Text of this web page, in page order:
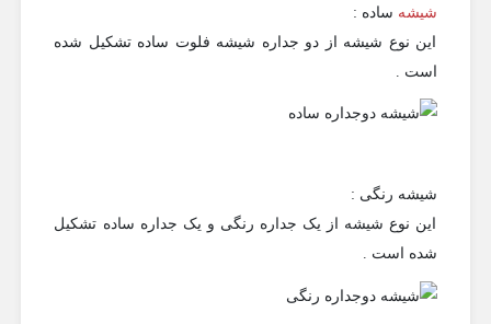
شیشهساده :
این نوع شیشه از دو جداره شیشه فلوت ساده تشکیل شده
است .
شیشه رنگی :
این نوع شیشه از یک جداره رنگی و یک جداره ساده تشکیل
شده است .